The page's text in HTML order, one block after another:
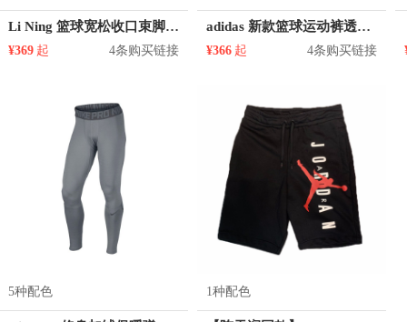
Li Ning 篮球宽松收口束脚运动长裤 男女同款 AKLR055
¥369 起 4条购买链接
adidas 新款篮球运动裤透气五分裤 FH7951
¥366 起 4条购买链接
5种配色 1种配色